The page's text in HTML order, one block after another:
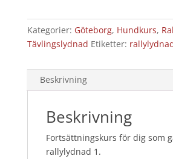
platser
kvar!
mängd
Kategorier: Göteborg, Hundkurs,
Tävlingslydnad Etiketter:
Beskrivning
Beskrivning
Fortsättningskurs för dig som
rallylydnad 1.